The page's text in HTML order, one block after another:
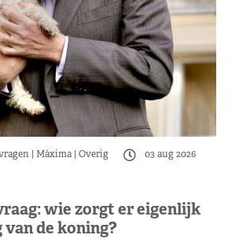
Máxima Overig
03 aug 2026
wie zorgt er eigenlijk
de koning?